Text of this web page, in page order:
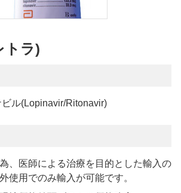
トラ)
ル(Lopinavir/Ritonavir)
、医師による治療を目的とした輸入の
使用でのみ輸入が可能です。